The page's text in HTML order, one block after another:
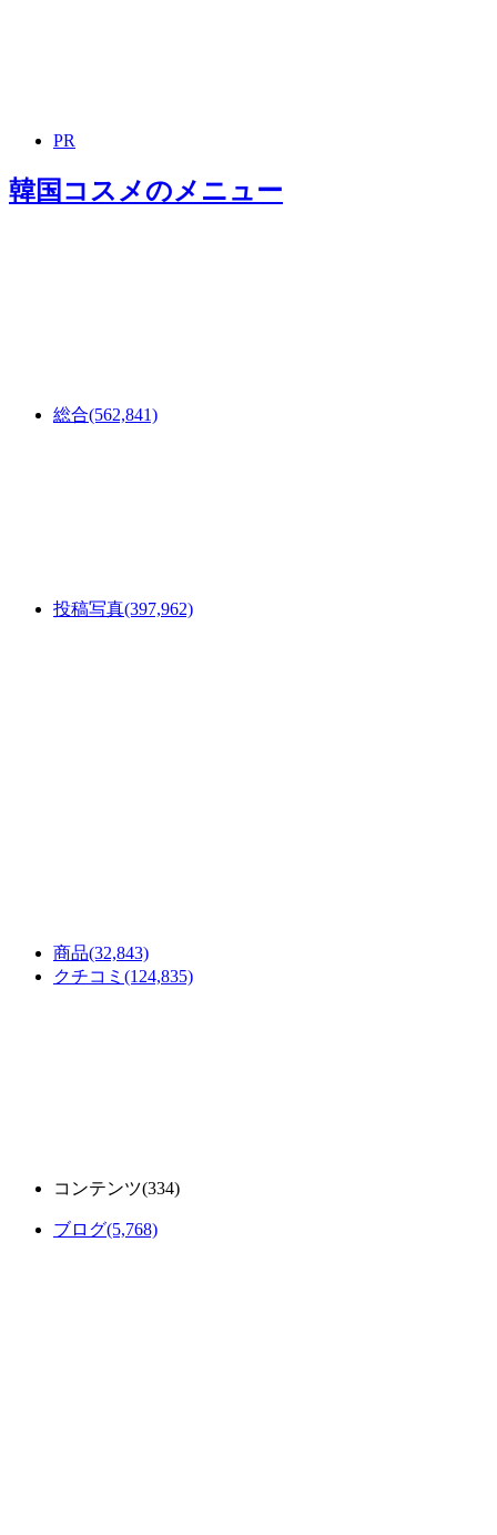
PR
韓国コスメのメニュー
総合(562,841)
投稿写真(397,962)
商品(32,843)
クチコミ (124,835)
コンテンツ(334)
ブログ(5,768)